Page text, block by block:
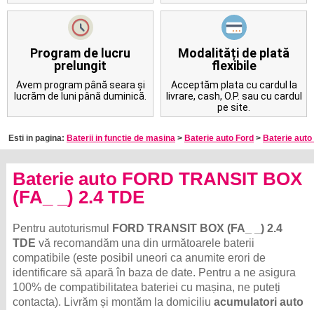
Program de lucru
prelungit
Avem program până seara și
lucrăm de luni până duminică.
Modalități de plată
flexibile
Acceptăm plata cu cardul la
livrare, cash, O.P. sau cu cardul
pe site.
Esti in pagina: Baterii in functie de masina > Baterie auto Ford > Baterie
Baterie auto FORD TRANSIT BOX
(FA_ _) 2.4 TDE
Pentru autoturismul
FORD TRANSIT BOX (FA_ _) 2.4
TDE vă recomandăm una din următoarele baterii
compatibile (este posibil uneori ca anumite erori de
identificare să apară în baza de date. Pentru a ne asigura
100% de compatibilitatea bateriei cu mașina, ne puteți
contacta). Livrăm și montăm la domiciliuacumulatori auto